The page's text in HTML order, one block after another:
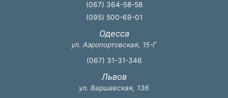
(067) 364-58-58
(095) 500-69-01
Одесса
ул. Аэропортовская, 15-Г
(067) 31-31-346
Львов
ул. Варшавская, 136